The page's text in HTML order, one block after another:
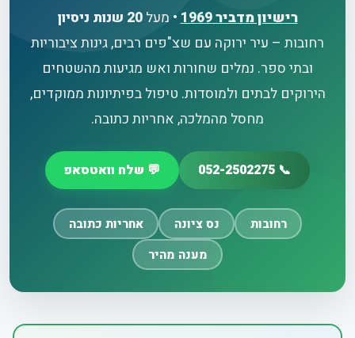
רישיון מדביר1969• מעל20 שנות ניסיון
רחובות – עיר ירוקה עם שצ"פים רבים, גינות ציבוריות
ובתי ספר. נמלים שחורות ואש מגיעות מהשטחים
הירוקים לבתים ולמוסדות. טיפול בפיתיונות ממוקדים,
מחסל מהמלכה, אחריות כתובה.
📞 052-2502275 💬 שלח וואטסאפ
רחובות נס ציונה
אחריות כתובה
מענה מהיר